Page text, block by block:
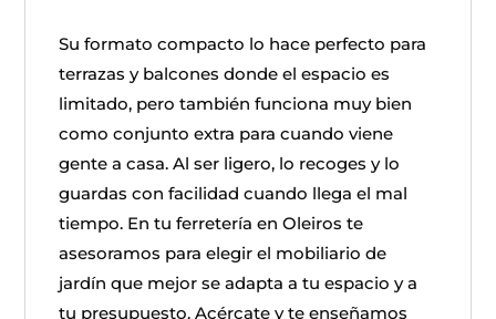
Su formato compacto lo hace perfecto para
terrazas y balcones donde el espacio es
limitado, pero también funciona muy bien
como conjunto extra para cuando viene
gente a casa. Al ser ligero, lo recoges y lo
guardas con facilidad cuando llega el mal
tiempo. En tu ferretería en Oleiros te
asesoramos para elegir el mobiliario de
jardín que mejor se adapta a tu espacio y a
tu presupuesto. Acércate y te enseñamos